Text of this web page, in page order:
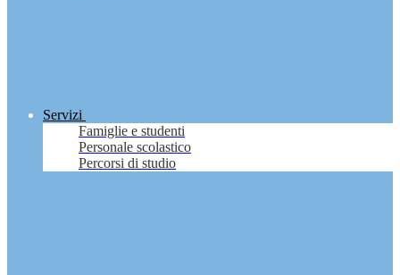
Servizi
Famiglie e studenti
Personale scolastico
Percorsi di studio